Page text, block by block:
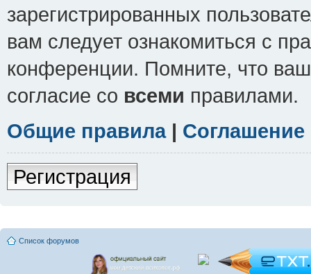
зарегистрированных
вам следует ознакомиться с
конференции. Помните, что
согласие со всеми правилами.
Общие правила|
Регистрация
Список форумов